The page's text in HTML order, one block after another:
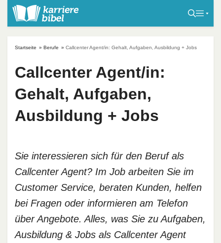
Startseite » Berufe » Callcenter Agent/in: Gehalt, Aufgaben, Ausbildung + Jobs
Callcenter Agent/in:
Gehalt, Aufgaben,
Ausbildung + Jobs
Sie interessieren sich für den Beruf als
Callcenter Agent? Im Job arbeiten Sie im
Customer Service, beraten Kunden, helfen
bei Fragen oder informieren am Telefon
über Angebote. Alles, was Sie zu Aufgaben,
Ausbildung & Jobs als Callcenter Agent